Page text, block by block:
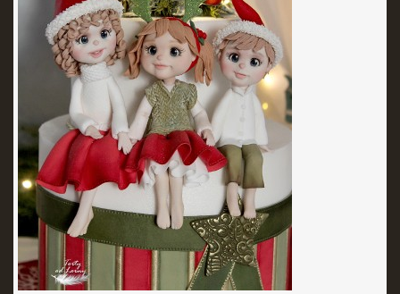
KURZY - ŠKOLENIA
Torty od Lorny
Prievidza
0911494673
tortyodlorny@gmail.com